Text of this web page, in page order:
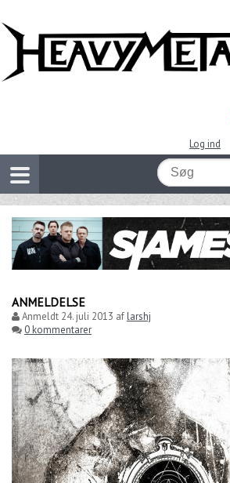
Log ind
ANMELDELSE
Anmeldt 24. juli 2013 aflarshj
0 kommentarer